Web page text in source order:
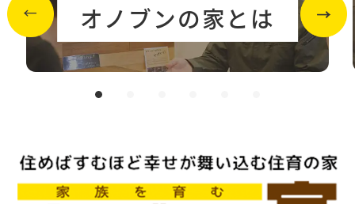
オノブンの家とは